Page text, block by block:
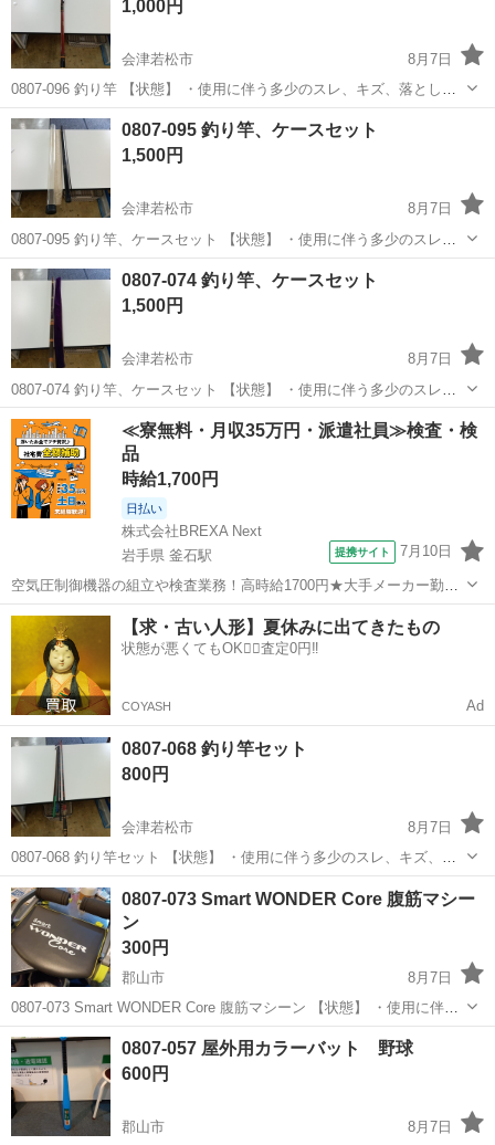
状...
1,000円
会津若松市
8月7日
0807-096 釣り竿 【状態】 ・使用に伴う多少のスレ、キズ、落としき
れない汚れなどございます ・詳細は現地でご確認ください ・お値引き
は出来かねますのでご了承願います ※中古品のため、状態については
ご...
福島 会津若松市 その他 釣り竿
0807-095 釣り竿、ケースセット
1,500円
会津若松市
8月7日
0807-095 釣り竿、ケースセット 【状態】 ・使用に伴う多少のスレ、
キズ、落としきれない汚れなどございます ・詳細は現地でご確認くだ
さい ・お値引きは出来かねますのでご了承願います ※中古品のため、
福島 会津若松市 その他 釣り竿
0807-074 釣り竿、ケースセット
1,500円
会津若松市
8月7日
0807-074 釣り竿、ケースセット 【状態】 ・使用に伴う多少のスレ、
キズ、落としきれない汚れなどございます ・詳細は現地でご確認くだ
さい ・お値引きは出来かねますのでご了承願います ※中古品のため、
状...
福島 会津若松市 その他 釣り竿
≪寮無料・月収35万円・派遣社員≫検査・検
品
時給1,700円
日払い
株式会社BREXA Next
岩手県 釜石駅
提携サイト 7月10日
空気圧制御機器の組立や検査業務！高時給1700円★大手メーカー勤
務！嬉しい寮費無料！ワンルーム寮完備★マイカー通勤OK＆工場敷地
内に無料駐車場あり★！《岩手県釜石市》 人気の工場のお仕事 ◇空気
圧制御機器（シリンダ、バルブ...
岩手 釜石市 釜石駅 その他
【求・古い人形】夏休みに出てきたもの
状態が悪くてもOK🙆‍♀️査定0円‼️
COYASH Ad
0807-068 釣り竿セット
800円
会津若松市
8月7日
0807-068 釣り竿セット 【状態】 ・使用に伴う多少のスレ、キズ、落
としきれない汚れなどございます ・詳細は現地でご確認ください ・お
値引きは出来かねますのでご了承願います ※中古品のため、状態につ
い...
福島 会津若松市
0807-073 Smart WONDER Core 腹筋マシー
ン
300円
郡山市
8月7日
0807-073 Smart WONDER Core 腹筋マシーン 【状態】 ・使用に伴う
多少のスレ、キズ、落としきれない汚れなどございます ・詳細は現地
でご確認ください ・お値引きは出来かねますのでご了承願...
福島 郡山市 フィットネス、トレーニング マシーン
0807-057 屋外用カラーバット 野球
600円
郡山市
8月7日